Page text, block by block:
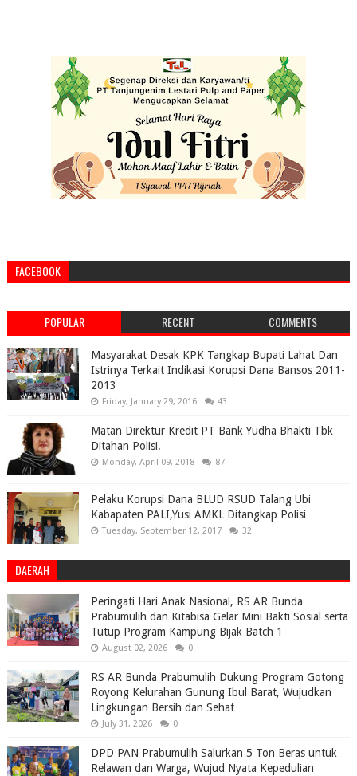
FACEBOOK
POPULAR RECENT COMMENTS
Masyarakat Desak KPK Tangkap Bupati Lahat Dan
Istrinya Terkait Indikasi Korupsi Dana Bansos 2011-
2013
Friday, January 29, 2016 43
Matan Direktur Kredit PT Bank Yudha Bhakti Tbk
Ditahan Polisi.
Monday, April 09, 2018 87
Pelaku Korupsi Dana BLUD RSUD Talang Ubi
Kabapaten PALI,Yusi AMKL Ditangkap Polisi
Tuesday, September 12, 2017 32
DAERAH
Peringati Hari Anak Nasional, RS AR Bunda
Prabumulih dan Kitabisa Gelar Mini Bakti Sosial serta
Tutup Program Kampung Bijak Batch 1
August 02, 2026 0
RS AR Bunda Prabumulih Dukung Program Gotong
Royong Kelurahan Gunung Ibul Barat, Wujudkan
Lingkungan Bersih dan Sehat
July 31, 2026 0
DPD PAN Prabumulih Salurkan 5 Ton Beras untuk
Relawan dan Warga, Wujud Nyata Kepedulian